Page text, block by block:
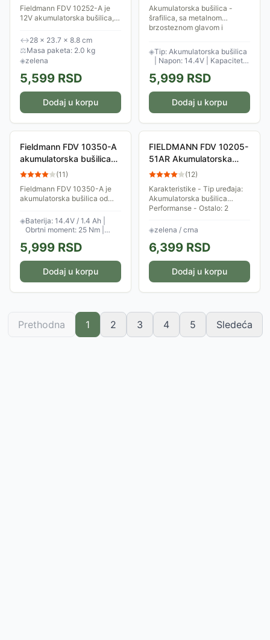
Fieldmann FDV 10252-A je
12V akumulatorska bušilica,
dizajnirana za kućnu
upotrebu i manje projekte.
Ova bušilica je poznata po...
↔28 × 23.7 × 8.8 cm
⚖Masa paketa: 2.0 kg
◈zelena
5,599 RSD
Dodaj u korpu
Akumulatorska bušilica -
šrafilica, sa metalnom
brzosteznom glavom i
14.4V. Isporučuje se sa 13
dodataka u pakovanju
(burgije...
◈Tip: Akumulatorska bušilica
| Napon: 14.4V | Kapacitet:
5,999 RSD
Dodaj u korpu
Fieldmann FDV 10350-A
akumulatorska bušilica
14,4V
(11)
Fieldmann FDV 10350-A je
akumulatorska bušilica od
širok spektar kućnih i manjih
profesionalnih projekata. Ova
◈Baterija: 14.4V / 1.4 Ah |
Obrtni moment: 25 Nm |
5,999 RSD
Dodaj u korpu
FIELDMANN FDV 10205-
51AR Akumulatorska
bušilica 12V + pribor (51
(12)
Karakteristike - Tip uređaja:
Akumulatorska bušilica
Performanse - Ostalo: 2
karakteristike - Boja:
◈zelena / crna
6,399 RSD
Dodaj u korpu
Prethodna 1 2 3 4 5 Sledeća